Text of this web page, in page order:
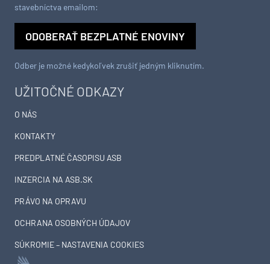
UŽITOČNÉ ODKAZY
O NÁS
KONTAKTY
PREDPLATNÉ ČASOPISU ASB
INZERCIA NA ASB.SK
PRÁVO NA OPRAVU
OCHRANA OSOBNÝCH ÚDAJOV
SÚKROMIE – NASTAVENIA COOKIES
stavebníctva emailom:
ODOBERAŤ BEZPLATNÉ ENOVINY
Odber je možné kedykoľvek zrušiť jedným kliknutím.